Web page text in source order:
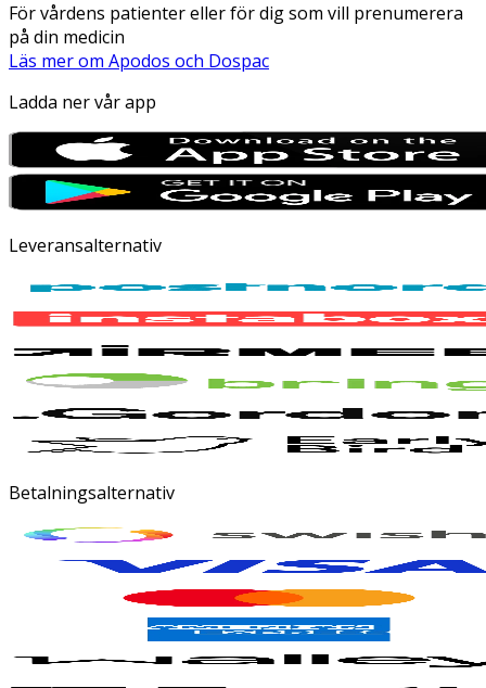
För vårdens patienter eller för dig som vill prenumerera
på din medicin
Läs mer om Apodos och Dospac
Ladda ner vår app
Leveransalternativ
Betalningsalternativ